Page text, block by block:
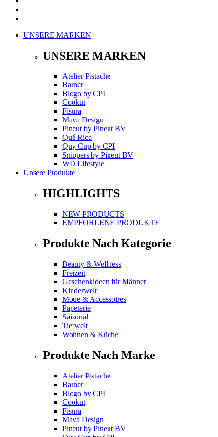
UNSERE MARKEN
UNSERE MARKEN
Atelier Pistache
Barner
Blogo by CPI
Cookut
Fisura
Mava Design
Pineutby Pineut BV
Qué Rico
Quy Cup by CPI
Snippers by Pineut BV
WD Lifestyle
Unsere Produkte
HIGHLIGHTS
NEW PRODUCTS
EMPFOHLENE PRODUKTE
Produkte Nach Kategorie
Beauty & Wellness
Freizeit
Geschenkideen für Männer
Kinderwelt
Mode & Accessoires
Papeterie
Saisonal
Tierwelt
Wohnen & Küche
Produkte Nach Marke
Atelier Pistache
Barner
Blogo by CPI
Cookut
Fisura
Mava Design
Pineut by Pineut BV